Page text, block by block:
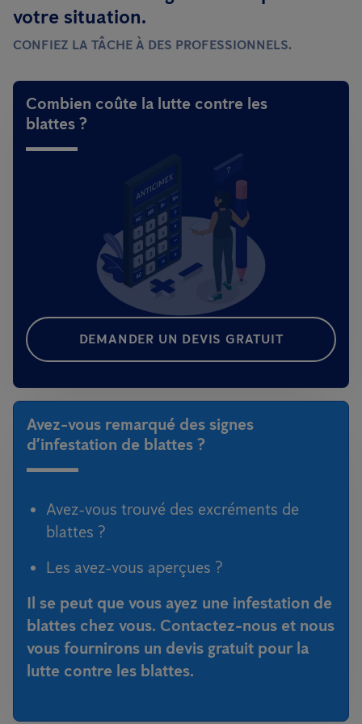
véritable infestation en l’espace d’un an.
votre situation.
CONFIEZ LA TÂCHE À DES PROFESSIONNELS.
Combien coûte la lutte contre les
blattes ?
DEMANDER UN DEVIS GRATUIT
Avez-vous remarqué des signes
d’infestation de blattes ?
Avez-vous trouvé des excréments de
blattes ?
Les avez-vous aperçues ?
Il se peut que vous ayez une infestation de
blattes chez vous. Contactez-nous et nous
vous fournirons un devis gratuit pour la
lutte contre les blattes.